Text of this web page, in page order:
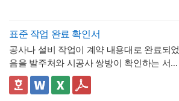
표에 제시된 환산 기준은 1일 8시간(주 40시
간) 근무를 전제로 한 것이므로,소정근로시간
이 다른 사업장이라면 이 기준을 그대로 적용
근로시간이 7시간인 사업장이라면 1시간당
한눈에 확인할 수 있도록 함
2. "급여 지급여부 : 무급(급여 미지급)"이라는
항목을 별도로 명시해, 이 휴직이 유급이 아닌
무급으로 처리되었음을 문서상 명확히 못박
음
3. "회사 내부 규정에 따른 휴직 기준이 적용
되었음을 확인한다"는 문구로, 이 무급휴직이
임의가 아니라 회사의 정식 내부 규정 절차를
거쳐 승인·실시되었음을 명시
4. 확인자(경영지원팀 담당자)의 서명과 회사
직인으로 마무리해, 근로자가 이 문서를 대외
표준 작업 완료 확인서
공사나 설비 작업이 계약 내용대로 완료되었
음을 발주처와 시공사 쌍방이 확인하는 서식
입니다. 작업항목별로 계획 수량과 완료 수량
을 나란히 대조하고, 하자 여부와 하자보증기
✅ 계획 대비 완료 수량 검증 및 하자 확인 관